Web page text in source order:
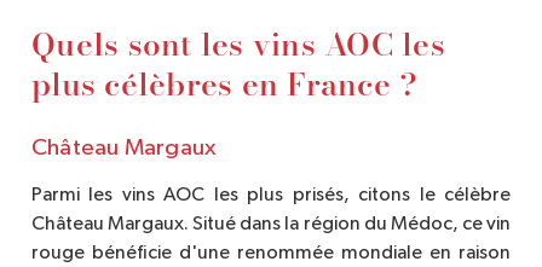
Quels sont les vins AOC les
plus célèbres en France ?
Château Margaux
Parmi les vins AOC les plus prisés, citons le célèbre
Château Margaux. Situé dans la région du Médoc, ce vin
rouge bénéficie d'une renommée mondiale en raison